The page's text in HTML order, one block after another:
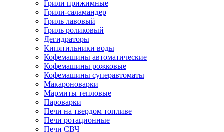
Грили прижимные
Грили-саламандер
Гриль лавовый
Гриль роликовый
Дегидраторы
Кипятильники воды
Кофемашины автоматические
Кофемашины рожковые
Кофемашины суперавтоматы
Макароноварки
Мармиты тепловые
Пароварки
Печи на твердом топливе
Печи ротационные
Печи СВЧ